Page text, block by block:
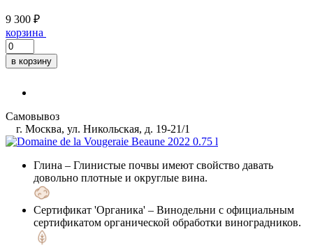
9 300 ₽
корзина
в корзину
Самовывоз
г. Москва, ул. Никольская, д. 19-21/1
Глина – Глинистые почвы имеют свойство давать
довольно плотные и округлые вина.
Сертификат 'Органика' – Винодельни с официальным
сертификатом органической обработки виноградников.